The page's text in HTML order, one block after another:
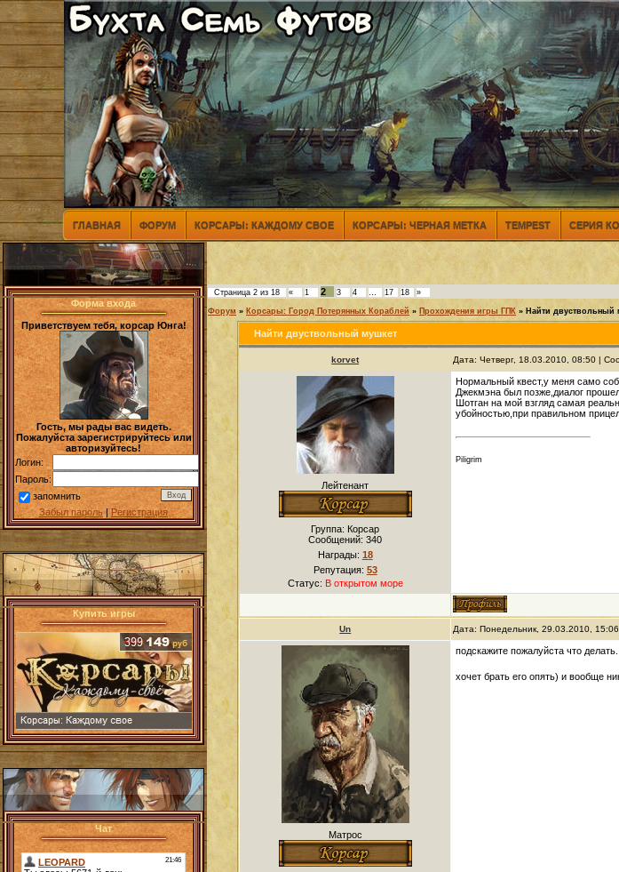
ГЛАВНАЯ ФОРУМ КОРСАРЫ: КАЖДОМУ СВОЕ КОРСАРЫ: ЧЕРНАЯ МЕТКА TEMPEST СЕРИЯ
Форма входа
Приветствуем тебя, корсар Юнга!
Гость, мы рады вас видеть.
Пожалуйста зарегистрируйтесь или
авторизуйтесь!
Логин:
Пароль:
запомнить
Забыл пароль|Регистрация
Купить игры
Чат
Страница 2 из 18 « 1 2 3 4 … 17 18 »
Форум » Корсары: Город Потерянных Кораблей » Прохождения игры ГПК » Найти двуствольный
Найти двуствольный мушкет
korvet Дата: Четверг, 18.03.2010, 08:50 |
Лейтенант
Группа: Корсар
Сообщений:340
Награды: 18
Репутация: 53
Статус: В открытом море
Нормальный квест,у меня само
Джекмэна был позже,диалог
Шотган на мой взгляд самая
убойностью,при правильном
Piligrim
Un Дата: Понедельник, 29.03.2010,
Матрос
подскажите пожалуйста что
хочет брать его опять) и вообще